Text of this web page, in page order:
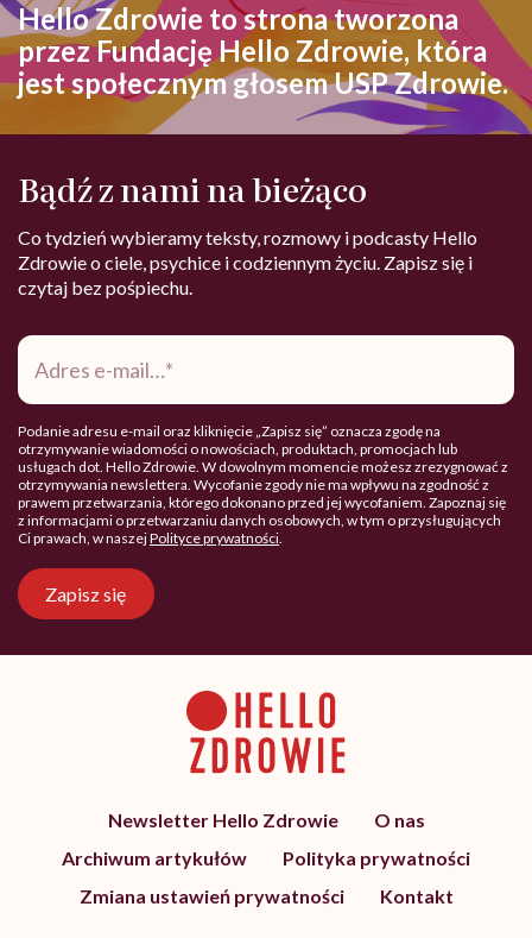
Hello Zdrowie to strona tworzona
przez Fundację Hello Zdrowie, która
jest społecznym głosem USP Zdrowie.
Bądź z nami na bieżąco
Co tydzień wybieramy teksty, rozmowy i podcasty Hello
Zdrowie o ciele, psychice i codziennym życiu. Zapisz się i
czytaj bez pośpiechu.
Adres
mail*
Podanie adresu e-mail oraz kliknięcie „Zapisz się” oznacza zgodę na
otrzymywanie wiadomości o nowościach, produktach, promocjach lub
usługach dot. Hello Zdrowie. W dowolnym momencie możesz zrezygnować z
otrzymywania newslettera. Wycofanie zgody nie ma wpływu na zgodność z
prawem przetwarzania, którego dokonano przed jej wycofaniem. Zapoznaj się
z informacjami o przetwarzaniu danych osobowych, w tym o przysługujących
Ci prawach, w naszejPolityce prywatności.
Zapisz się
Newsletter Hello Zdrowie
O nas
Archiwum artykułów
Polityka prywatności
Zmiana ustawień prywatności
Kontakt